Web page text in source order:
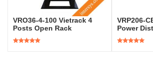
VRO36-4-100 Vietrack 4
Posts Open Rack
VRP206-
Power